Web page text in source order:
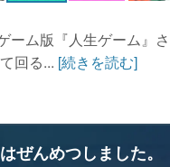
ーム版『人生ゲーム』
回る... [続きを読む]
ぜんめつしました。